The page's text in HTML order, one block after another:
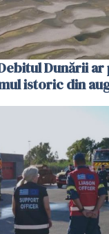
Dunării ar
istoric din